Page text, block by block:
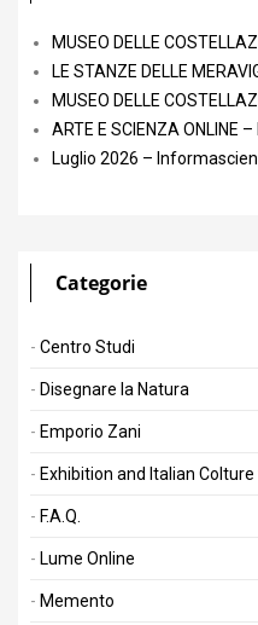
MUSEO DELLE
LE STANZE DELLE
MUSEO DELLE
ARTE E SCIENZA ONLINE –
Luglio 2026 –
Categorie
Centro Studi
Disegnare la Natura
Emporio Zani
Exhibition and Italian
F.A.Q.
Lume Online
Memento